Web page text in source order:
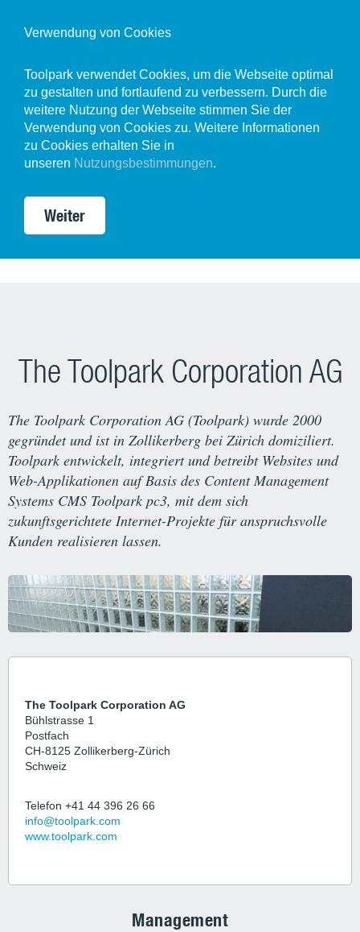
The Toolpark Corporation AG
The Toolpark Corporation AG (Toolpark) wurde 2000
gegründet und ist in Zollikerberg bei Zürich domiziliert.
Toolpark entwickelt, integriert und betreibt Websites und
Web-Applikationen auf Basis des Content Management
Systems CMS Toolpark pc3, mit dem sich
zukunftsgerichtete Internet-Projekte für anspruchsvolle
Kunden realisieren lassen.
The Toolpark Corporation AG
Bühlstrasse 1
Postfach
CH-8125 Zollikerberg-Zürich
Schweiz
Telefon +41 44 396 26 66
info@toolpark.com
www.toolpark.com
Management
Verwendung von Cookies
Toolpark verwendet Cookies, um die Webseite optimal
zu gestalten und fortlaufend zu verbessern. Durch die
weitere Nutzung der Webseite stimmen Sie der
Verwendung von Cookies zu. Weitere Informationen
zu Cookies erhalten Sie in
unseren Nutzungsbestimmungen.
Weiter